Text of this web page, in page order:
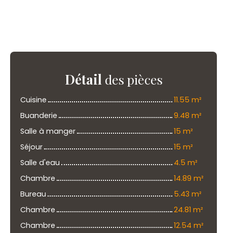
Détail des pièces
Cuisine
11.55 m²
Buanderie
9.48 m²
Salle à manger
15 m²
Séjour
15 m²
Salle d'eau
4.5 m²
Chambre
14.89 m²
Bureau
5.43 m²
Chambre
24.81 m²
Chambre
12.54 m²